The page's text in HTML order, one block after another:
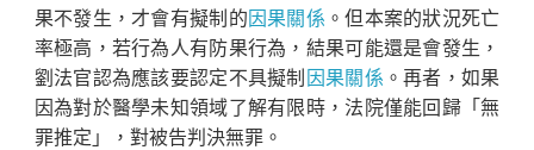
果不發生，才會有擬制的 因果關係 。但本案的狀況死亡
率極高，若行為人有防果行為，結果可能還是會發生，
劉法官認為應該要認定不具擬制 因果關係 。再者，如果
因為對於醫學未知領域了解有限時，法院僅能回歸「無
罪推定」，對被告判決無罪。